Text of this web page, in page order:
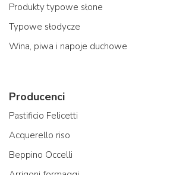
Produkty typowe słone
Typowe słodycze
Wina, piwa i napoje duchowe
Producenci
Pastificio Felicetti
Acquerello riso
Beppino Occelli